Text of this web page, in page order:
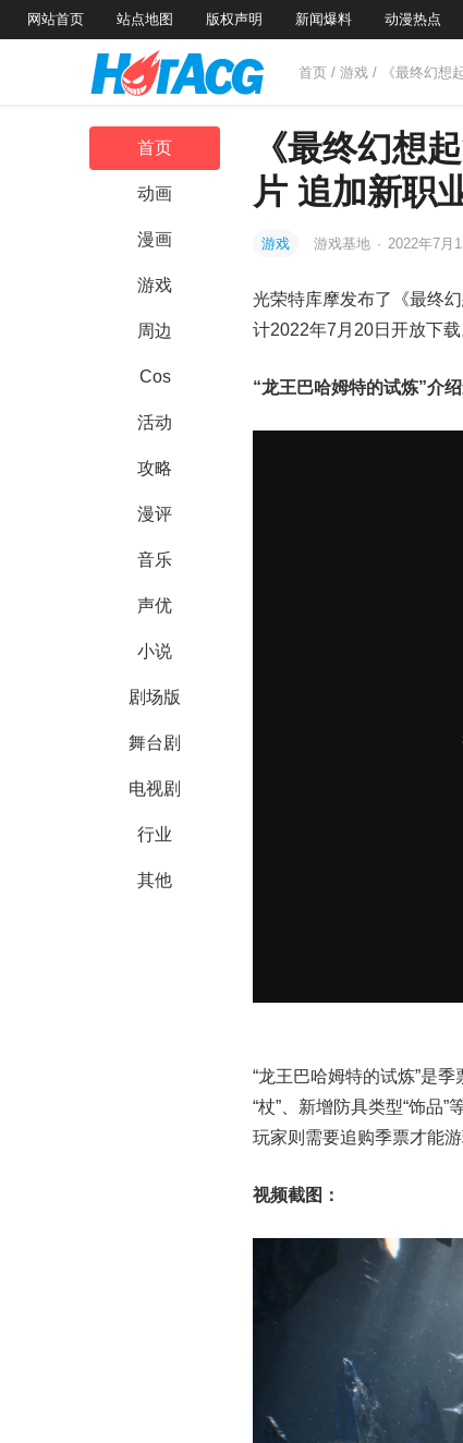
网站首页 站点地图 版权声明 新闻爆料 动漫热点
首页 / 游戏 / 《最终幻想
首页
动画
漫画
游戏
周边
Cos
活动
攻略
漫评
音乐
声优
小说
剧场版
舞台剧
电视剧
行业
其他
《最终幻想
片 追加新职
游戏 游戏基地 · 2022年7月
光荣特库摩发布了《最终
计2022年7月20日开放下载
“龙王巴哈姆特的试炼”介绍
“龙王巴哈姆特的试炼”是季
“杖”、新增防具类型“饰品
玩家则需要追购季票才能
视频截图：